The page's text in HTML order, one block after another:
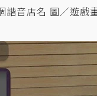
諧音店名 圖／遊戲